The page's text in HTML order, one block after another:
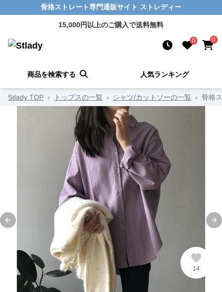
骨格ストレート専門通販サイト ストレディー
15,000円以上のご購入で送料無料
0 0
商品を検索する 人気ランキング
Stlady TOP › トップスの一覧 › シャツ/カットソーの一覧 › 骨格
Previous slide
14